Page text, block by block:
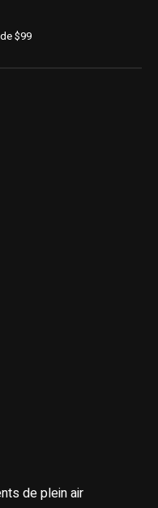
$99
de plein air